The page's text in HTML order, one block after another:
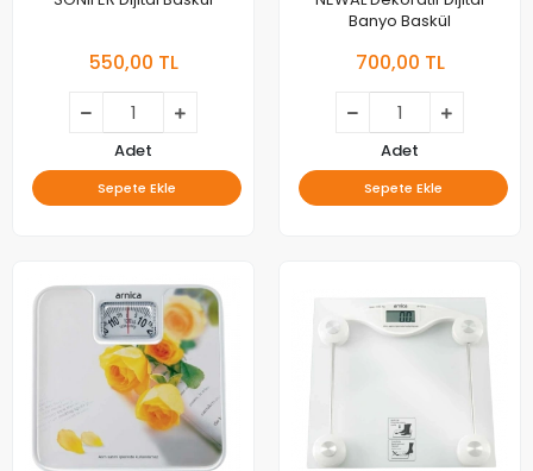
550,00 TL
Adet
Sepete Ekle
Banyo Baskül
700,00 TL
Adet
Sepete Ekle